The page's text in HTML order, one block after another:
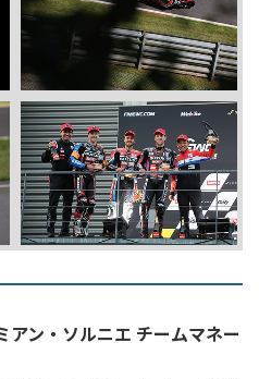
ン・ソルニエ チームマネー